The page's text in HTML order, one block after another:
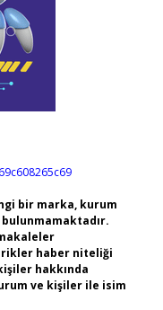
bir marka, kurum
haber niteliği
hakkında
ve kişiler ile isim